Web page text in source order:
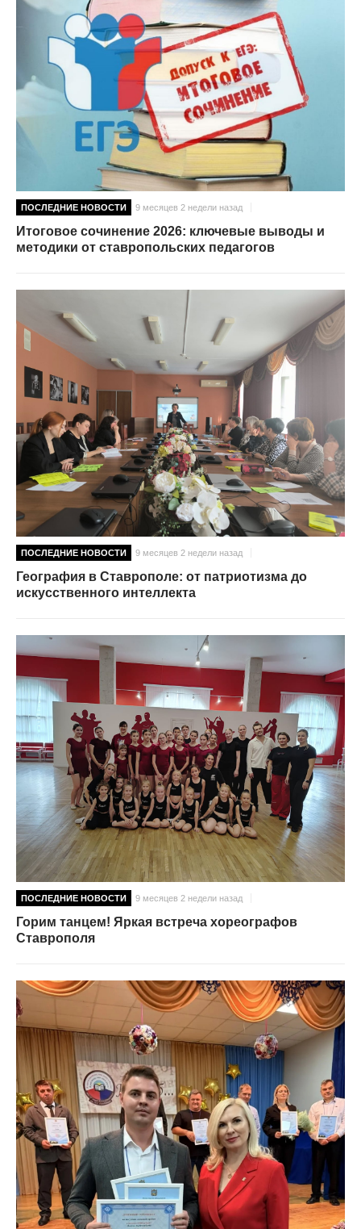
ПОСЛЕДНИЕ НОВОСТИ 9 месяцев 2 недели назад
Итоговое сочинение 2026: ключевые выводы и
методики от ставропольских педагогов
ПОСЛЕДНИЕ НОВОСТИ 9 месяцев 2 недели назад
География в Ставрополе: от патриотизма до
искусственного интеллекта
ПОСЛЕДНИЕ НОВОСТИ 9 месяцев 2 недели назад
Горим танцем! Яркая встреча хореографов
Ставрополя